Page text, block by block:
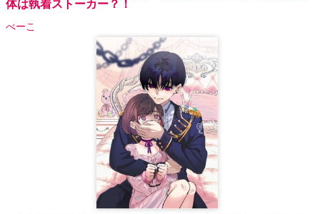
体は執着ストーカー？！
べーこ